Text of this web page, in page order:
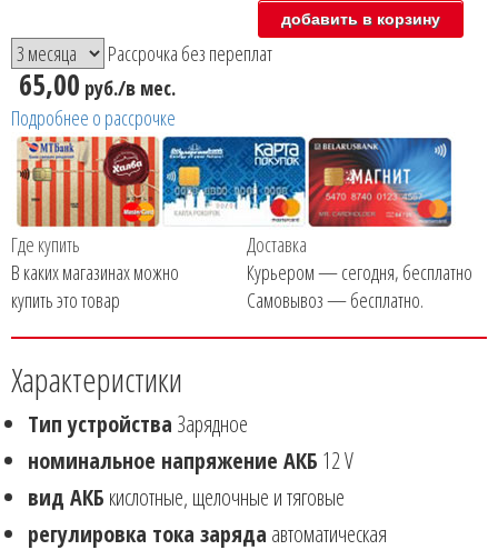
Рассрочка без переплат
65,00 руб./в мес.
Подробнее о рассрочке
Где купить
В каких магазинах можно
купить это товар
Доставка
Курьером — сегодня, бесплатно
Самовывоз — бесплатно.
Характеристики
Тип устройства Зарядное
номинальное напряжение АКБ 12 V
вид АКБ кислотные, щелочные и тяговые
регулировка тока заряда автоматическая